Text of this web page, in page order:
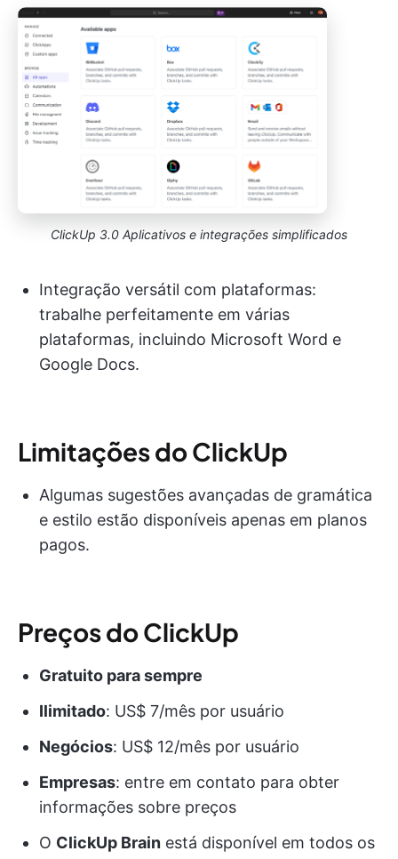
ClickUp 3.0 Aplicativos e integrações simplificados
Integração versátil com plataformas:
trabalhe perfeitamente em várias
plataformas, incluindo Microsoft Word e
Google Docs.
Limitações do ClickUp
Algumas sugestões avançadas de gramática
e estilo estão disponíveis apenas em planos
pagos.
Preços do ClickUp
Gratuito para sempre
Ilimitado: US$ 7/mês por usuário
Negócios: US$ 12/mês por usuário
Empresas: entre em contato para obter
informações sobre preços
O ClickUp Brain está disponível em todos os